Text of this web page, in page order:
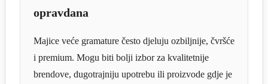
opravdana
Majice veće gramature često djeluju ozbiljnije, čvršće
i premium. Mogu biti bolji izbor za kvalitetnije
brendove, dugotrajniju upotrebu ili proizvode gdje je